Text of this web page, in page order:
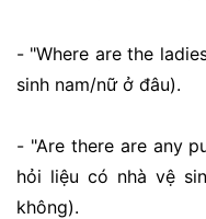
- "Where are the
sinh nam/nữ ở đâu).
- "Are there are any
hỏi liệu có nhà vệ
không).